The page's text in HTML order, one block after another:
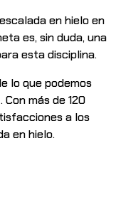
en hielo en
es, sin duda, una
esta disciplina.
lo que podemos
. Con más de 120
a los
en hielo.